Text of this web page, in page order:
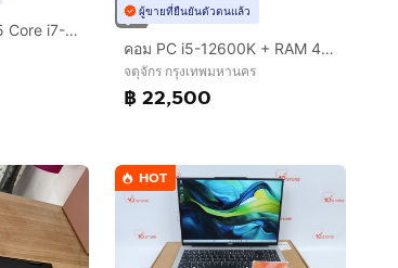
LENOVO LEGION 5 Core i7-14700HX.RTX5050 RAM24.1TB
ผู้ขายที่ยืนยันตัวตนแล้ว
คอม PC i5-12600K + RAM 48GB + Arc A770 16GB + SSD 1.75TB
จตุจักร กรุงเทพมหานคร
฿ 22,500
HOT